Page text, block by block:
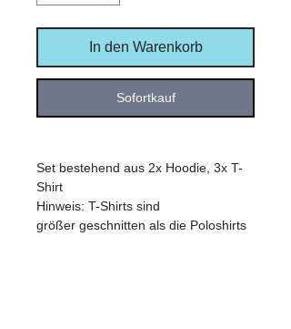
In den Warenkorb
Sofortkauf
Set bestehend aus 2x Hoodie, 3x T-
Shirt
Hinweis: T-Shirts sind
größer geschnitten als die Poloshirts